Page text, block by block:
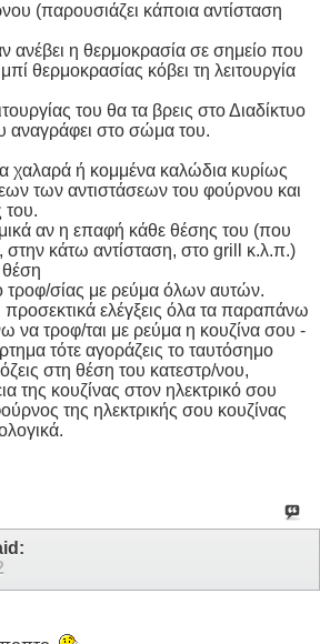
(παρουσιάζει κάποια αντίσταση
ανέβει η θερμοκρασία σε σημείο που
θερμοκρασίας κόβει τη λειτουργία
του θα τα βρεις στο Διαδίκτυο
αναγράφει στο σώμα του.
χαλαρά ή κομμένα καλώδια κυρίως
των αντιστάσεων του φούρνου και
του.
αν η επαφή κάθε θέσης του (που
στην κάτω αντίσταση, στο grill κ.λ.π.)
τροφ/σίας με ρεύμα όλων αυτών.
ελέγξεις όλα τα παραπάνω
να τροφ/ται με ρεύμα η κουζίνα σου -
τότε αγοράζεις το ταυτόσημο
στη θέση του κατεστρ/νου,
της κουζίνας στον ηλεκτρικό σου
της ηλεκτρικής σου κουζίνας